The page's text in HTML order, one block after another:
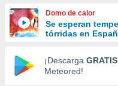
y
forma
digital
basada
Domo de calor
Se esperan
tórridas en
¡Descarga GRATIS
Meteored!